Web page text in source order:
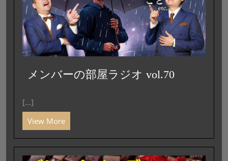
メンバーの部屋ラジオ vol.70
[...]
View More